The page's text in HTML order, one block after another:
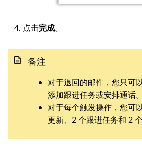
点击完成。
备注
对于退回的邮件，您只可
添加跟进任务或安排通话。
对于每个触发操作，您可
更新、2 个跟进任务和 2 个